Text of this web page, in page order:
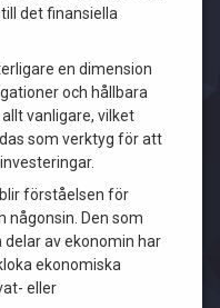
det finansiella
en dimension
och hållbara
vanligare, vilket
som verktyg för att
förståelsen för
någonsin. Den som
av ekonomin har
ekonomiska
eller